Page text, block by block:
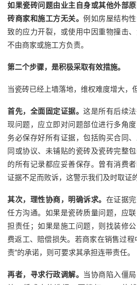
如果瓷砖问题由业主自身或其他外部
砖商家和施工方无关。 例如房屋结构
致的应力开裂，或使用中因重物撞击
不由商家或施工方负责。
第二个步骤，是积极采取有效措施。
当瓷砖已经上墙落地，维权难度增大，
首先，全面固定证据。 这是所有后续
现问题，应立即对问题部位进行多角度
务必保存好所有证据，包括购买合同
同或协议、未铺贴的瓷砖及瓷砖完整
的所有记录都应妥善保存。曾有消费
证据不足而败诉，这警示我们及时取证
其次，理性协商，明确诉求。 在证据
任方沟通。如果是瓷砖质量问题，应
担责任；如果是施工问题，则找装修
费返工、赔偿损失。若商家在销售过程
责”的承诺，则可要求其承担连带责任。
再者，寻求行政调解。
当协商陷入僵